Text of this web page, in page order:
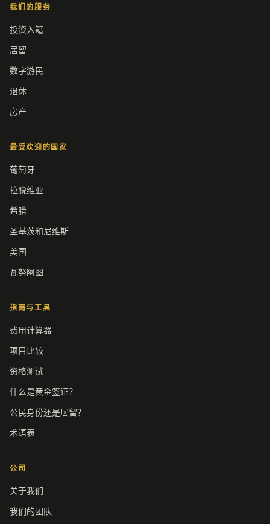
我们的服务
投资入籍
居留
数字游民
退休
房产
最受欢迎的国家
葡萄牙
拉脱维亚
希腊
圣基茨和尼维斯
美国
瓦努阿图
指南与工具
费用计算器
项目比较
资格测试
什么是黄金签证？
公民身份还是居留？
术语表
公司
关于我们
我们的团队